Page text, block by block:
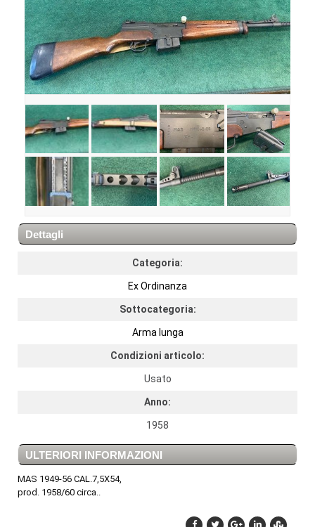
Dettagli
Categoria:
Ex Ordinanza
Sottocategoria:
Arma lunga
Condizioni articolo:
Usato
Anno:
1958
ULTERIORI INFORMAZIONI
MAS 1949-56 CAL.7,5X54,
prod. 1958/60 circa..